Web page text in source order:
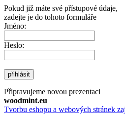
Pokud již máte své přístupové údaje,
zadejte je do tohoto formuláře
Jméno:
Heslo:
přihlásit
Připravujeme novou prezentaci
woodmint.eu
Tvorbu eshopu a webových stránek